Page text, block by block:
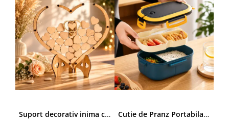
Suport decorativ inima cu mesaje, Cadou cu suflet Cutie de Pranz Portabila cu Compartimente